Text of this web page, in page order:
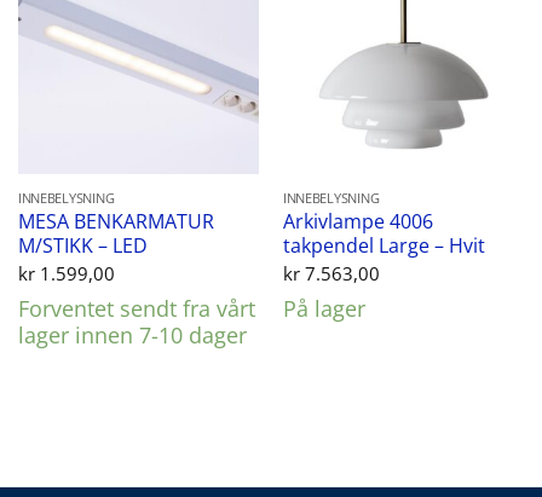
INNEBELYSNING
MESA BENKARMATUR
M/STIKK – LED
kr1.599,00
Forventet sendt fra vårt
lager innen 7-10 dager
INNEBELYSNING
Arkivlampe 4006
takpendel Large – Hvit
kr7.563,00
På lager